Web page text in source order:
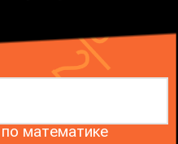
математике